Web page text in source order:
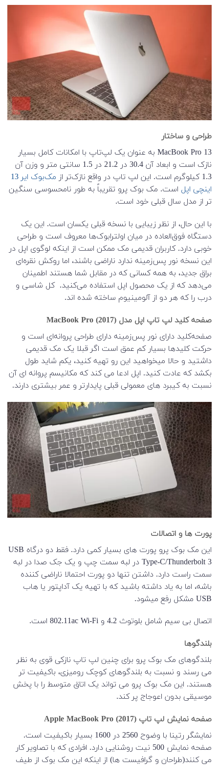
طراحی و ساختار
MacBook Pro 13 به عنوان یک لپ‌تاپ با امکانات کامل بسیار
نازک است و ابعاد آن 30.4 در 21.2 در 1.5 سانتی متر و وزن آن
1.3 کیلوگرم است. این لپ تاپ در واقع نازک‌تر از
مک‌بوک ایر 13
اینچی اپل است. مک بوک پرو تقریباً به طور نامحسوسی سنگین
تر از مدل سال قبلی خود است.
با این حال، از نظر زیبایی با نسخه قبلی یکسان است. این یک
دستگاه فوق‌العاده در میان اولترابوک‌ها معروف است و طراحی
خوبی دارد. کاربران قدیمی مک ممکن است از اینکه لوگوی اپل در
این نسخه نور پس‌زمینه ندارد ناراضی باشند، اما روکش نقره‌ای
براق جدید، به همه کسانی که در مقابل شما هستند اطمینان
می‌دهد که از یک محصول اپل استفاده می‌کنید. کل شاسی و
درب را که هر دو از آلومینیوم ساخته شده اند.
صفحه کلید لپ تاپ اپل مدل MacBook Pro (2017)
صفحه‌کلید دارای نور پس‌زمینه دارای طراحی پروانه‌ای است و
حرکت کلیدها بسیار کم عمق است اگر قبلا یک مک قدیمی
داشتید و حالا میخواهید این رو تهیه کنید، یکم شاید طول
بکشد که عادت کنید. اپل ادعا می کند که مکانیسم پروانه ای آن
نسبت به کیبرد های معمولی قبلی پایدارتر و عمر بیشتری دارند.
پورت ها و اتصالات
این مک بوک پرو پورت های بسیار کمی دارد. فقط دو درگاه USB
Type-C/Thunderbolt 3 در لبه سمت چپ و یک جک صدا در لبه
سمت راست دارد. داشتن تنها دو پورت احتمالا ناراضی کننده
باشه، اما به یاد داشته باشید که با تهیه یک آداپتور یا هاب
USB مشکل رفع میشود.
اتصال بی سیم شامل بلوتوث 4.2 و 802.11ac Wi-Fi است.
بلندگوها
بلندگوهای مک بوک پرو برای چنین لپ تاپ نازکی قوی به نظر
می رسند و نسبت به بلندگوهای کوچک رومیزی، باکیفیت تر
هستند. این مک بوک پرو می تواند یک اتاق متوسط ​​را با پخش
موسیقی بدون اعوجاج پر کند.
صفحه نمایش لپ تاپ Apple MacBook Pro (2017)
نمایشگر رتینا با وضوح 2560 در 1600 بسیار باکیفیت است.
صفحه نمایش 500 نیت روشنایی دارد. افرادی که با تصاویر کار
می کنند(طراحان و گرافیست ها) از اینکه این مک بوک از طیف